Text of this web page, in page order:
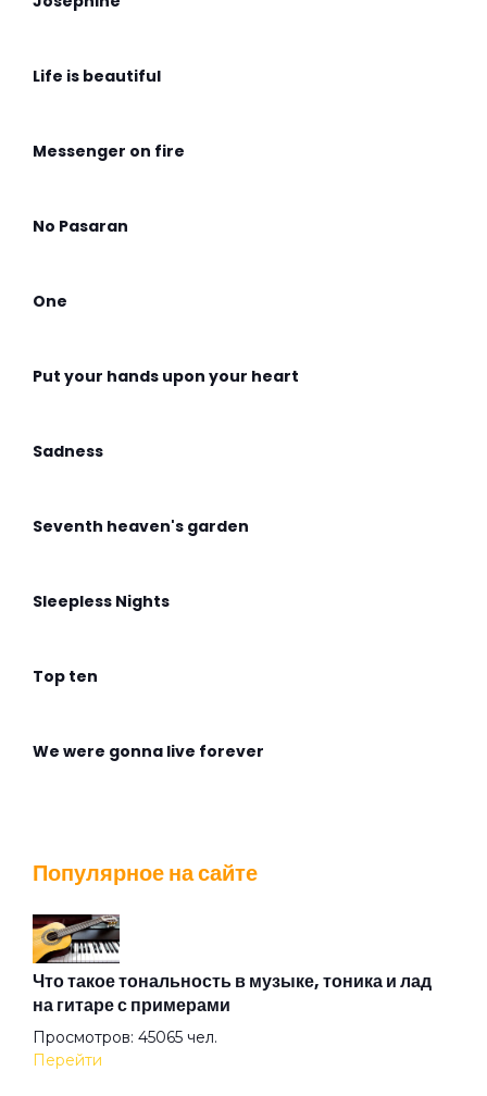
Life is beautiful
Messenger on fire
No Pasaran
One
Put your hands upon your heart
Sadness
Seventh heaven's garden
Sleepless Nights
Top ten
We were gonna live forever
Алиса
Алмазная душа
Популярное на сайте
Что такое тональность в музыке, тоника и лад
на гитаре с примерами
Просмотров: 45065 чел.
Перейти